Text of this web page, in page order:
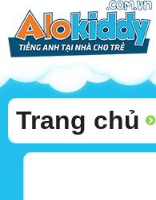
Trang chủ